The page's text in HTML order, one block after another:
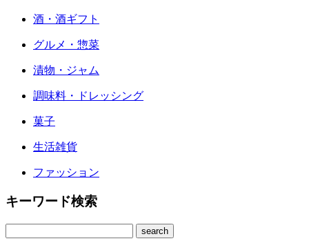
酒・酒ギフト
グルメ・惣菜
漬物・ジャム
調味料・ドレッシング
菓子
生活雑貨
ファッション
キーワード検索